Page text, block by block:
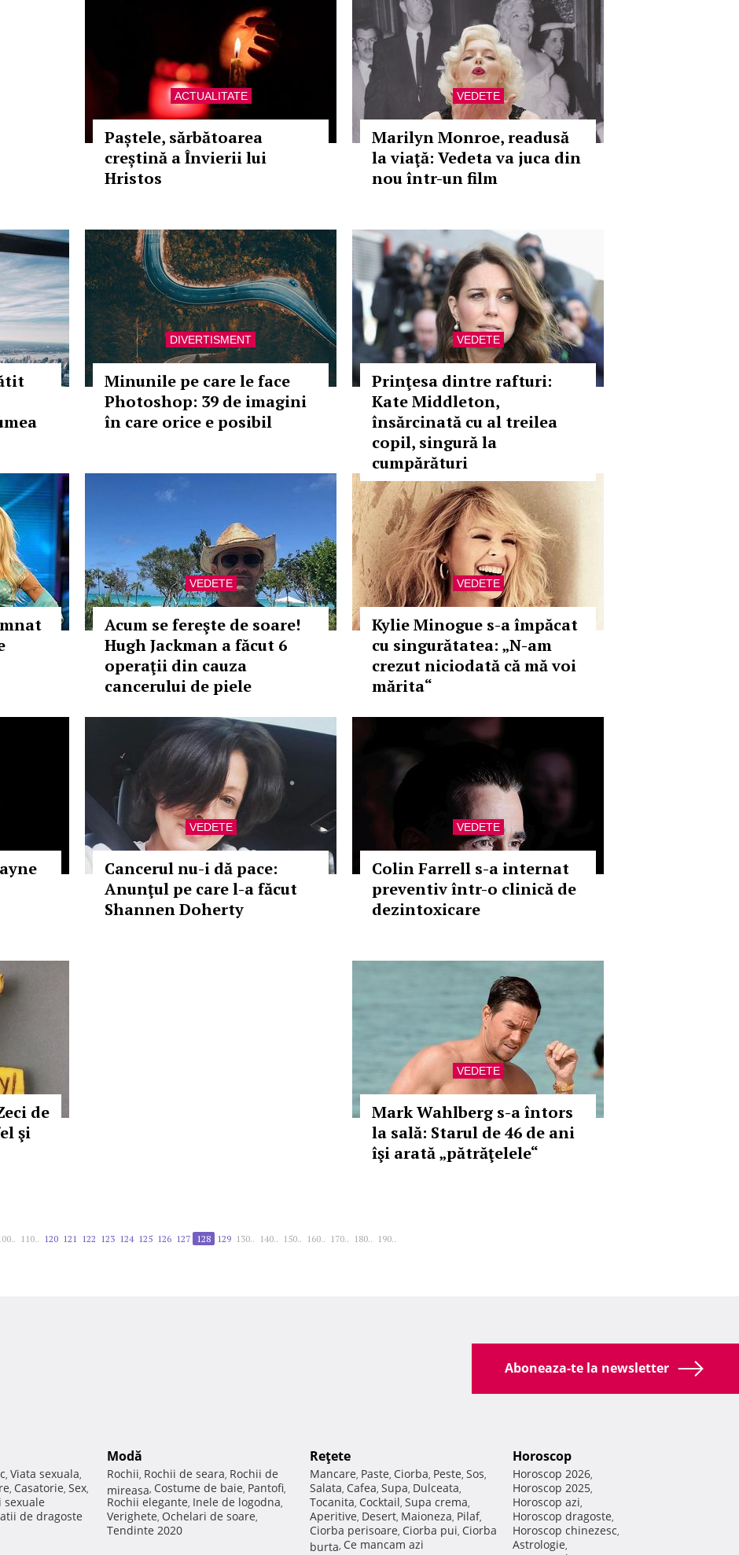
ACTUALITATE
Paștele, sărbătoarea
creștină a Învierii lui
Hristos
VEDETE
Marilyn Monroe, readusă
la viaţă: Vedeta va juca din
nou într-un film
DIVERTISMENT
Minunile pe care le face
Photoshop: 39 de imagini
în care orice e posibil
VEDETE
Prinţesa dintre rafturi:
Kate Middleton,
însărcinată cu al treilea
copil, singură la
cumpărături
VEDETE
Acum se fereşte de soare!
Hugh Jackman a făcut 6
operaţii din cauza
cancerului de piele
VEDETE
Kylie Minogue s-a împăcat
cu singurătatea: „N-am
crezut niciodată că mă voi
mărita“
VEDETE
Cancerul nu-i dă pace:
Anunţul pe care l-a făcut
Shannen Doherty
VEDETE
Colin Farrell s-a internat
preventiv într-o clinică de
dezintoxicare
de
şi
VEDETE
Mark Wahlberg s-a întors
la sală: Starul de 46 de ani
îşi arată „pătrăţelele“
110.. 120 121 122 123 124 125 126 127 128 129 130.. 140.. 150.. 160.. 170.. 180.. 190..
Aboneaza-te la newsletter
, Viata sexuala,
, Casatorie, Sex,
sexuale
de dragoste
Modă
Rochii, Rochii de seara, Rochii de
mireasa, Costume de baie, Pantofi,
Rochii elegante, Inele de logodna,
Verighete, Ochelari de soare,
Tendinte 2020
Reţete
Mancare, Paste, Ciorba, Peste, Sos,
Salata, Cafea, Supa, Dulceata,
Tocanita, Cocktail, Supa crema,
Aperitive, Desert, Maioneza, Pilaf,
Ciorba perisoare, Ciorba pui, Ciorba
burta, Ce mancam azi
Horoscop
Horoscop 2026,
Horoscop 2025,
Horoscop azi,
Horoscop dragoste,
Horoscop chinezesc,
Astrologie,